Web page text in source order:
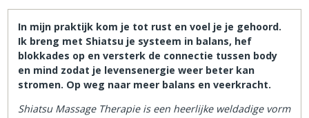
In mijn praktijk kom je tot rust en voel je je gehoord.
Ik breng met Shiatsu je systeem in balans, hef
blokkades op en versterk de connectie tussen body
en mind zodat je levensenergie weer beter kan
stromen. Op weg naar meer balans en veerkracht.
Shiatsu Massage Therapie is een heerlijke weldadige vorm